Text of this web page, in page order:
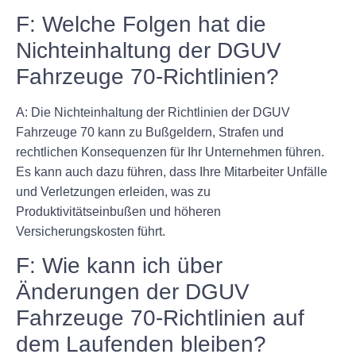
F: Welche Folgen hat die
Nichteinhaltung der DGUV
Fahrzeuge 70-Richtlinien?
A: Die Nichteinhaltung der Richtlinien der DGUV
Fahrzeuge 70 kann zu Bußgeldern, Strafen und
rechtlichen Konsequenzen für Ihr Unternehmen führen.
Es kann auch dazu führen, dass Ihre Mitarbeiter Unfälle
und Verletzungen erleiden, was zu
Produktivitätseinbußen und höheren
Versicherungskosten führt.
F: Wie kann ich über
Änderungen der DGUV
Fahrzeuge 70-Richtlinien auf
dem Laufenden bleiben?